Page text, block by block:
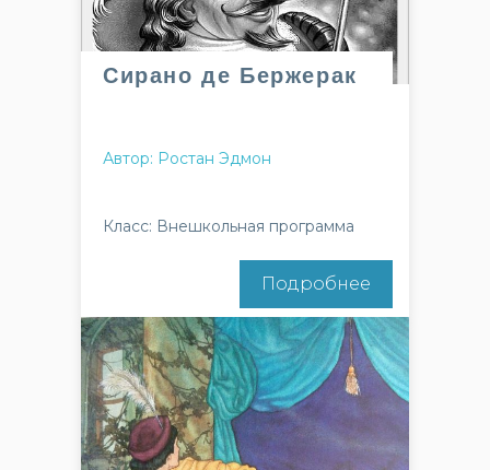
Сирано де Бержерак
Автор: Ростан Эдмон
Класс: Внешкольная программа
Подробнее